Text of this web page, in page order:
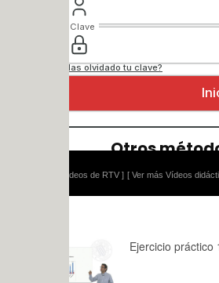
[ Ver más Vídeos didácticos ]
Ejercicio práctico 1